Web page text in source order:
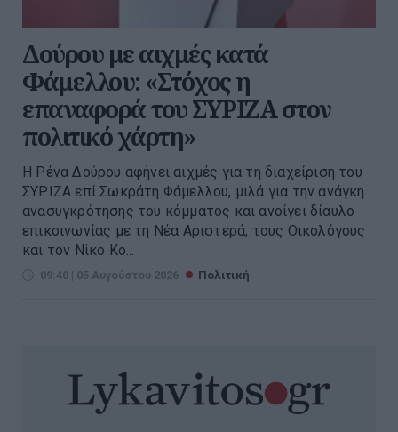
Δούρου με αιχμές κατά
Φάμελλου: «Στόχος η
επαναφορά του ΣΥΡΙΖΑ στον
πολιτικό χάρτη»
Η Ρένα Δούρου αφήνει αιχμές για τη διαχείριση του
ΣΥΡΙΖΑ επί Σωκράτη Φάμελλου, μιλά για την ανάγκη
ανασυγκρότησης του κόμματος και ανοίγει δίαυλο
επικοινωνίας με τη Νέα Αριστερά, τους Οικολόγους
και τον Νίκο Κο...
09:40 | 05 Αυγούστου 2026 Πολιτική